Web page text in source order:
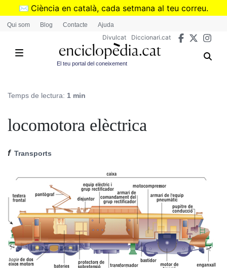
Vés
✉️ Ciència en català, cada setmana al teu correu.
➜Subscriu-te al butlletí de Divulcat
Qui som Blog Contacte Ajuda
Divulcat Diccionari.cat
El teu portal del coneixement
Temps de lectura: 1 min
locomotora elèctrica
f Transports